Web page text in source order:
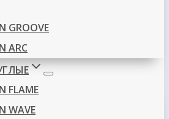
GROOVE
ARC
FLAME
WAVE